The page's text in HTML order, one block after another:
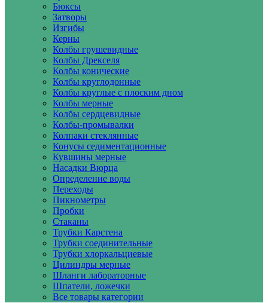
Бюксы
Затворы
Изгибы
Керны
Колбы грушевидные
Колбы Дрекселя
Колбы конические
Колбы круглодонные
Колбы круглые с плоским дном
Колбы мерные
Колбы сердцевидные
Колбы-промывалки
Колпаки стеклянные
Конусы седиментационные
Кувшины мерные
Насадки Вюрца
Определение воды
Переходы
Пикнометры
Пробки
Стаканы
Трубки Карстена
Трубки соединительные
Трубки хлоркальциевые
Цилиндры мерные
Шланги лабораторные
Шпатели, ложечки
Все товары категории